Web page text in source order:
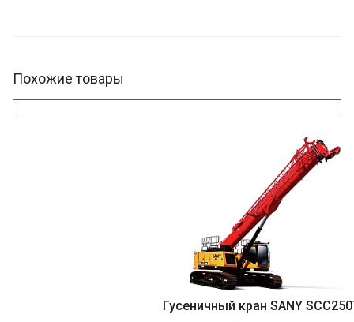
Похожие товары
Гусеничный кран SANY